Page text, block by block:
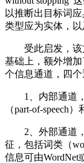
以推断出目标词
类型应为实体，以
受此启发，该
基础上，额外增
个信息通道，四个
1、内部通道，
（part-of-speech
2、外部通道，
征，包括词类（
信息可由WordNet